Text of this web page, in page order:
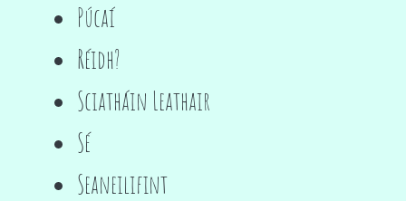
Púcaí
Réidh?
Sciatháin Leathair
Sé
Seaneilifint